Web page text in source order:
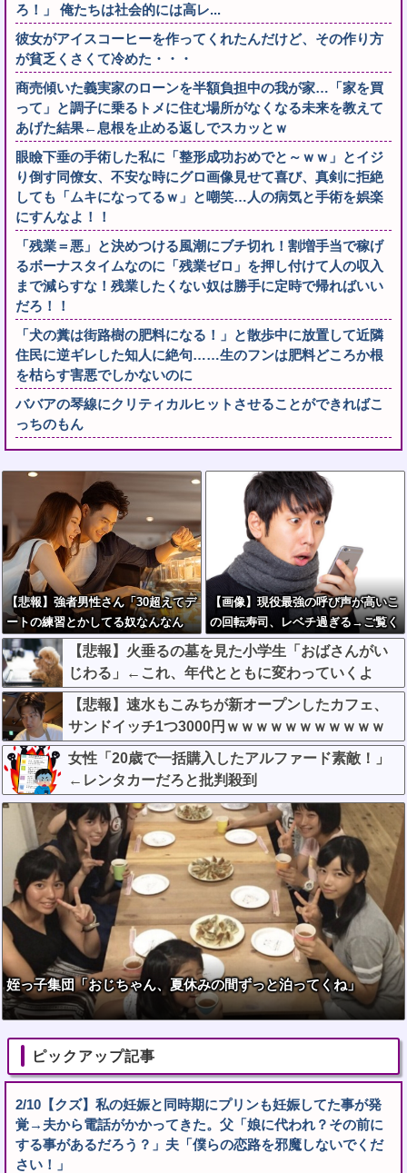
ろ！」 俺たちは社会的には高レ...
彼女がアイスコーヒーを作ってくれたんだけど、その作り方
が貧乏くさくて冷めた・・・
商売傾いた義実家のローンを半額負担中の我が家…「家を買
って」と調子に乗るトメに住む場所がなくなる未来を教えて
あげた結果←息根を止める返しでスカッとｗ
眼瞼下垂の手術した私に「整形成功おめでと～ｗｗ」とイジ
り倒す同僚女、不安な時にグロ画像見せて喜び、真剣に拒絶
しても「ムキになってるｗ」と嘲笑…人の病気と手術を娯楽
にすんなよ！！
「残業＝悪」と決めつける風潮にブチ切れ！割増手当で稼げ
るボーナスタイムなのに「残業ゼロ」を押し付けて人の収入
まで減らすな！残業したくない奴は勝手に定時で帰ればいい
だろ！！
「犬の糞は街路樹の肥料になる！」と散歩中に放置して近隣
住民に逆ギレした知人に絶句……生のフンは肥料どころか根
を枯らす害悪でしかないのに
ババアの琴線にクリティカルヒットさせることができればこ
っちのもん
【悲報】強者男性さん「30超えてデ
ートの練習とかしてる奴なんなん
だ？普通は10代の子供がいるぞ」
【画像】現役最強の呼び声が高いこ
の回転寿司、レベチ過ぎる→ご覧く
ださいw w w w w w w
【悲報】火垂るの墓を見た小学生「おばさんがい
じわる」←これ、年代とともに変わっていくよ
な…
【悲報】速水もこみちが新オープンしたカフェ、
サンドイッチ1つ3000円ｗｗｗｗｗｗｗｗｗｗｗ
ｗｗ
女性「20歳で一括購入したアルファード素敵！」
←レンタカーだろと批判殺到
姪っ子集団「おじちゃん、夏休みの間ずっと泊ってくね」
ピックアップ記事
2/10【クズ】私の妊娠と同時期にプリンも妊娠してた事が発
覚→夫から電話がかかってきた。父「娘に代われ？その前に
する事があるだろう？」夫「僕らの恋路を邪魔しないでくだ
さい！」